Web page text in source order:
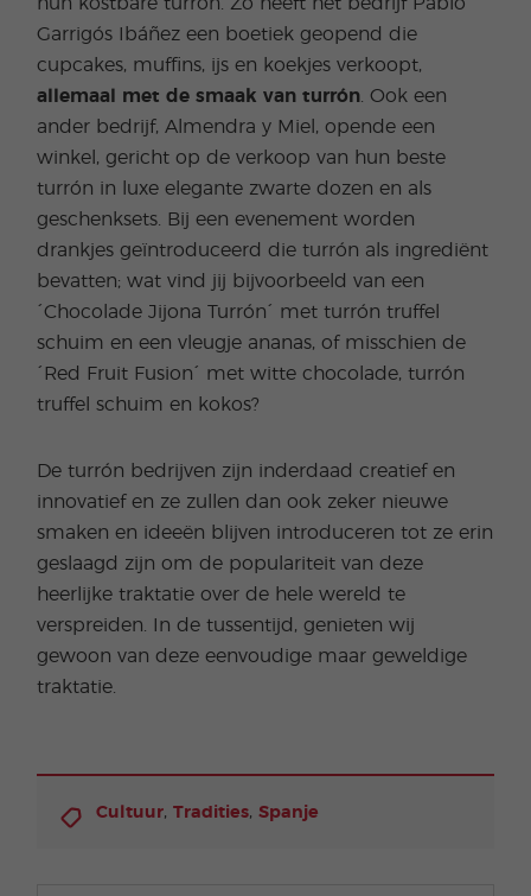
Garrigós Ibáñez een boetiek geopend die
cupcakes, muffins, ijs en koekjes verkoopt,
allemaal met de smaak van turrón . Ook een
ander bedrijf, Almendra y Miel, opende een
winkel, gericht op de verkoop van hun beste
turrón in luxe elegante zwarte dozen en als
geschenksets. Bij een evenement worden
drankjes geïntroduceerd die turrón als ingrediënt
bevatten; wat vind jij bijvoorbeeld van een
´Chocolade Jijona Turrón´ met turrón truffel
schuim en een vleugje ananas, of misschien de
´Red Fruit Fusion´ met witte chocolade, turrón
truffel schuim en kokos?
De turrón bedrijven zijn inderdaad creatief en
innovatief en ze zullen dan ook zeker nieuwe
smaken en ideeën blijven introduceren tot ze erin
geslaagd zijn om de populariteit van deze
heerlijke traktatie over de hele wereld te
verspreiden. In de tussentijd, genieten wij
gewoon van deze eenvoudige maar geweldige
traktatie.
Cultuur, Tradities, Spanje